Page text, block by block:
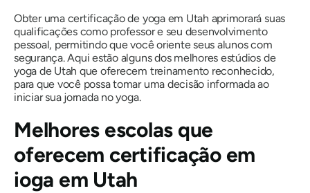
Obter uma certificação de yoga em Utah aprimorará suas
qualificações como professor e seu desenvolvimento
pessoal, permitindo que você oriente seus alunos com
segurança. Aqui estão alguns dos melhores estúdios de
yoga de Utah que oferecem treinamento reconhecido,
para que você possa tomar uma decisão informada ao
iniciar sua jornada no yoga.
Melhores escolas que
oferecem certificação em
ioga em Utah